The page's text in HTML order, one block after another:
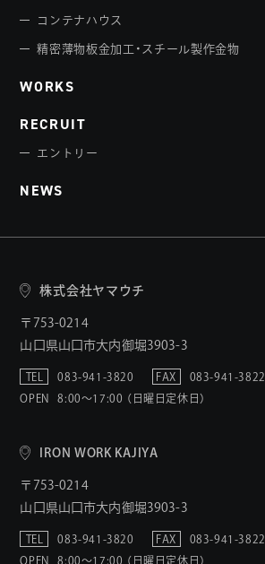
コンテナハウス
精密薄物板金加工・スチール製作金物
WORKS
RECRUIT
エントリー
NEWS
株式会社ヤマウチ
〒753-0214
山口県山口市大内御堀3903-3
TEL 083-941-3820 FAX
083-941-3822
OPEN
8:00〜17:00 （日曜日定休日）
IRON WORK KAJIYA
〒753-0214
山口県山口市大内御堀3903-3
TEL 083-941-3820 FAX
083-941-3822
OPEN
8:00〜17:00 （日曜日定休日）